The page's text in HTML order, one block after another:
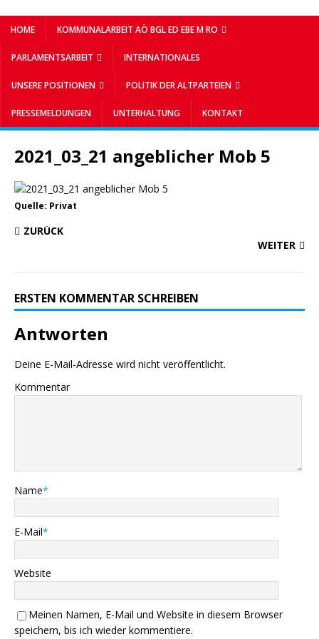
HOME KOMMUNALARBEIT AÖ BGL ED EBE M RO
PARLAMENTSARBEIT INTERNATIONALES
UNSERE POSITIONEN POLITIK DER ALTPARTEIEN
PRESSEMELDUNGEN UNTERHALTUNG KONTAKT
2021_03_21 angeblicher Mob 5
Quelle: Privat
ZURÜCK
WEITER
ERSTEN KOMMENTAR SCHREIBEN
Antworten
Deine E-Mail-Adresse wird nicht veröffentlicht.
Kommentar
Name*
E-Mail*
Website
Meinen Namen, E-Mail und Website in diesem Browser
speichern, bis ich wieder kommentiere.